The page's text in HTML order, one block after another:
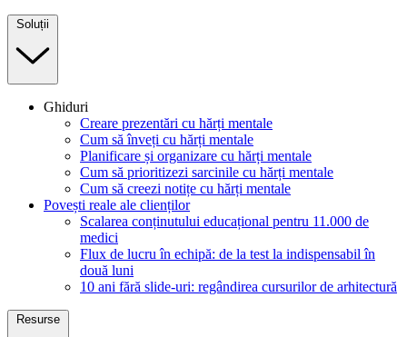
Soluții
Ghiduri
Creare prezentări cu hărți mentale
Cum să înveți cu hărți mentale
Planificare și organizare cu hărți mentale
Cum să prioritizezi sarcinile cu hărți mentale
Cum să creezi notițe cu hărți mentale
Povești reale ale clienților
Scalarea conținutului educațional pentru 11.000 de
medici
Flux de lucru în echipă: de la test la indispensabil în
două luni
10 ani fără slide-uri: regândirea cursurilor de arhitectură
Resurse